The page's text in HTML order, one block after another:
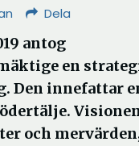
Dela
antog
en
Den innefattar
och